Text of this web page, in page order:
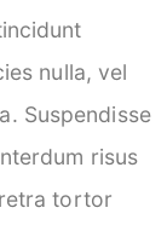
nulla, vel
Suspendisse
risus
tortor